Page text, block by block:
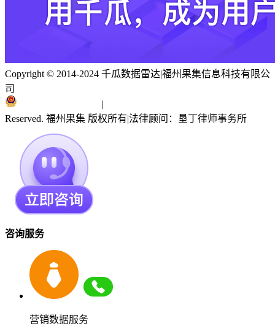
Copyright © 2014-2024 千瓜数据雷达|福州果集信息科技有限公
司
|
Reserved. 福州果集 版权所有|法律顾问：垦丁律师事务所
咨询服务
营销数据服务